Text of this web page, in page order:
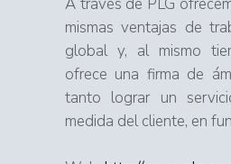
A través de PLG
mismas ventajas de
global y, al mismo
ofrece una firma de
tanto lograr un
medida del cliente, en